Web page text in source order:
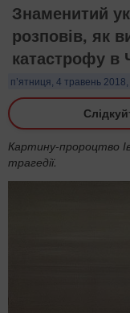
Знаменитий
розповів, як
катастрофу в
п’ятниця, 4 травень
Картину-пророцтво
трагедії.